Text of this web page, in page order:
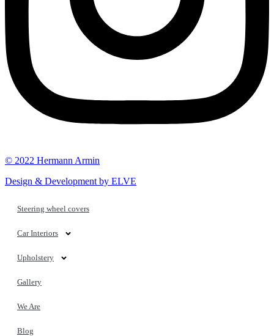
© 2022 Hermann Armin
Design & Development by ELVE
Steering wheel covers
Car Interiors
Upholstery
Gallery
We Are
Blog